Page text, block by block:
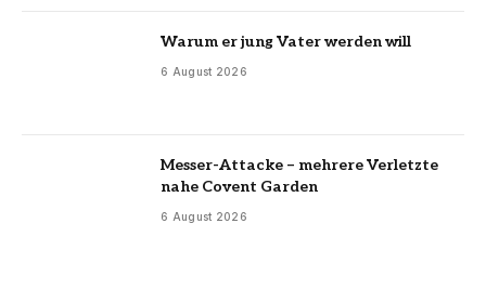
Warum er jung Vater werden will
6 August 2026
Messer-Attacke – mehrere Verletzte
nahe Covent Garden
6 August 2026